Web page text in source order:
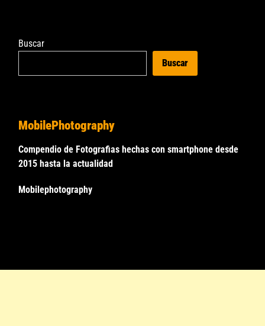
Buscar
Buscar
MobilePhotography
Compendio de Fotografias hechas con smartphone desde
2015 hasta la actualidad
Mobilephotography